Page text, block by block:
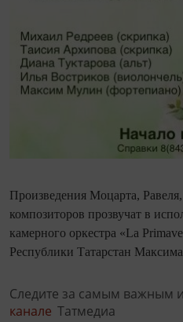
Произведения Моцарта,
композиторов прозвучат в
камерного оркестра «La
Республики Татарстан
Следите за самым важным
канале Татмедиа